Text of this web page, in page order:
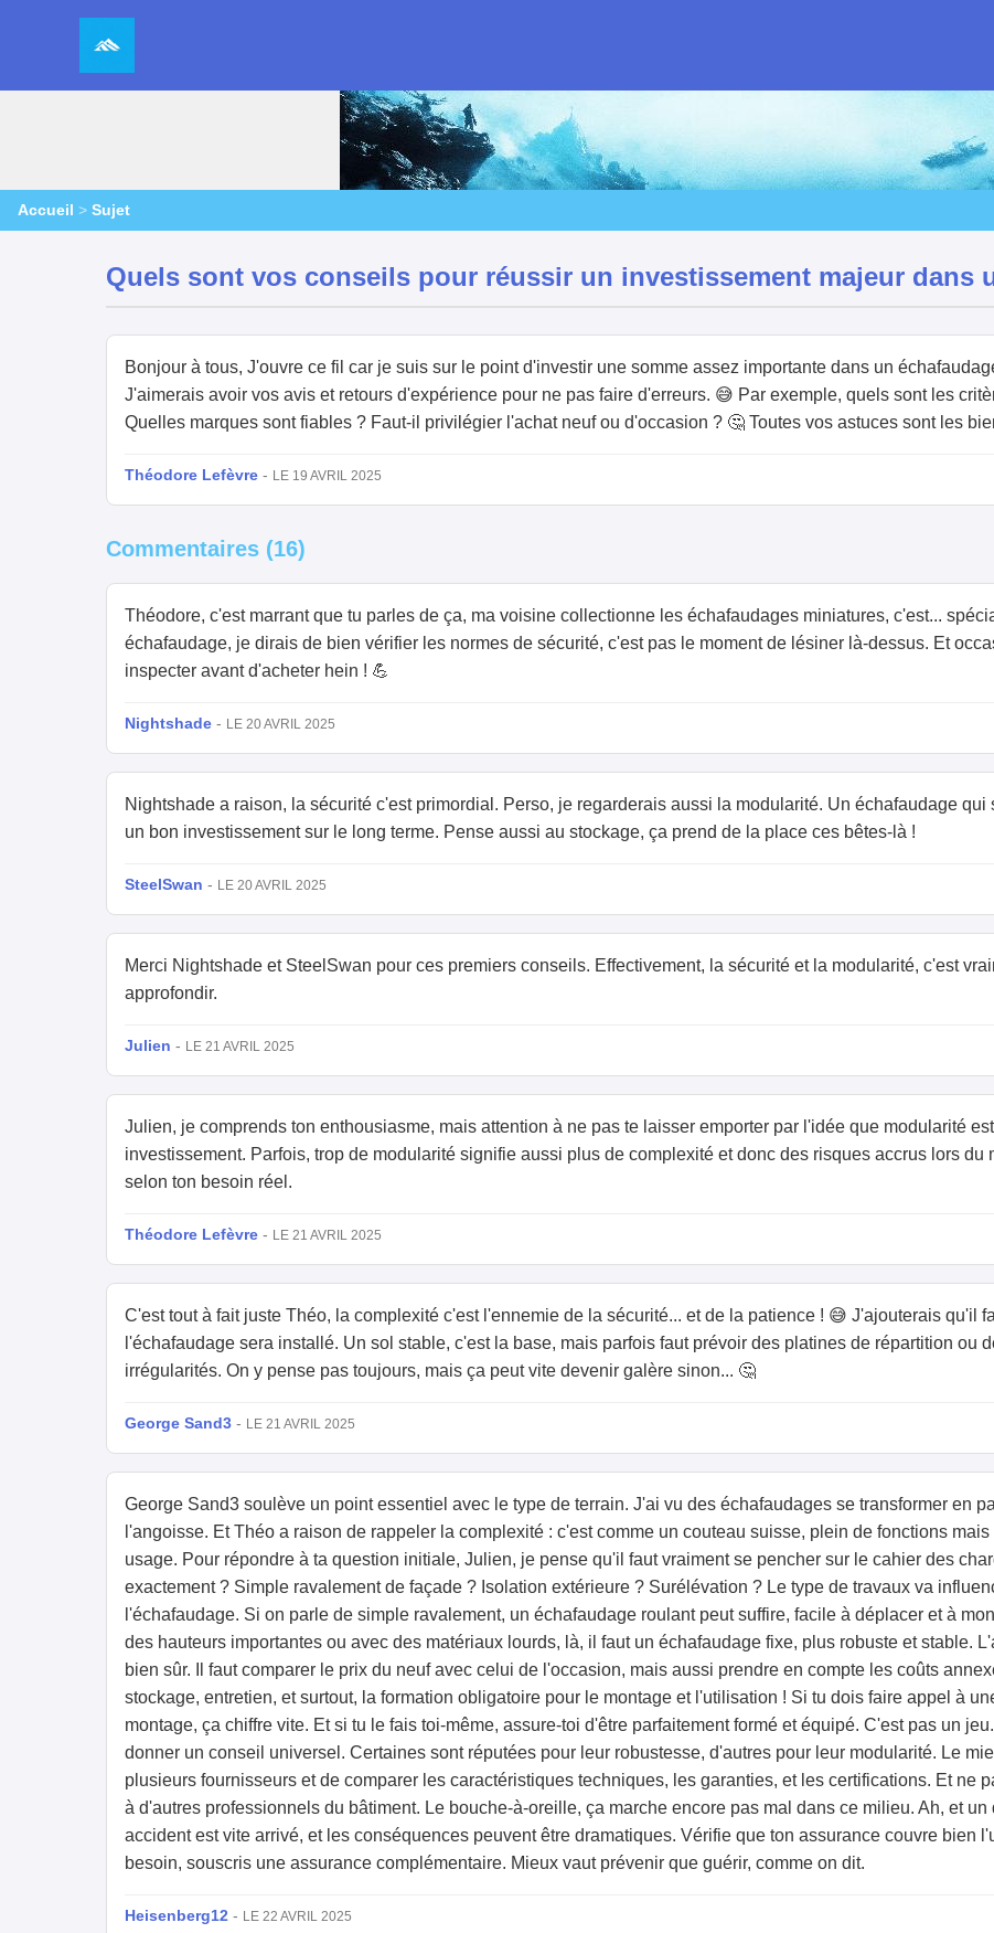
Accueil > Sujet
Quels sont vos conseils pour réussir un investissement majeur dans
Bonjour à tous, J'ouvre ce fil car je suis sur le point d'investir une somme assez importante dans un
J'aimerais avoir vos avis et retours d'expérience pour ne pas faire d'erreurs. 😅 Par exemple, quels sont les
Quelles marques sont fiables ? Faut-il privilégier l'achat neuf ou d'occasion ? 🤔 Toutes vos astuces sont les
Théodore Lefèvre - LE 19 AVRIL 2025
Commentaires (16)
Théodore, c'est marrant que tu parles de ça, ma voisine collectionne les échafaudages miniatures, c'est...
échafaudage, je dirais de bien vérifier les normes de sécurité, c'est pas le moment de lésiner là-dessus. Et
inspecter avant d'acheter hein ! 💪
Nightshade - LE 20 AVRIL 2025
Nightshade a raison, la sécurité c'est primordial. Perso, je regarderais aussi la modularité. Un échafaudage
un bon investissement sur le long terme. Pense aussi au stockage, ça prend de la place ces bêtes-là !
SteelSwan - LE 20 AVRIL 2025
Merci Nightshade et SteelSwan pour ces premiers conseils. Effectivement, la sécurité et la modularité, c'est
approfondir.
Julien - LE 21 AVRIL 2025
Julien, je comprends ton enthousiasme, mais attention à ne pas te laisser emporter par l'idée que modularité
investissement. Parfois, trop de modularité signifie aussi plus de complexité et donc des risques accrus lors du
selon ton besoin réel.
Théodore Lefèvre - LE 21 AVRIL 2025
C'est tout à fait juste Théo, la complexité c'est l'ennemie de la sécurité... et de la patience ! 😅 J'ajouterais qu'il
l'échafaudage sera installé. Un sol stable, c'est la base, mais parfois faut prévoir des platines de répartition ou
irrégularités. On y pense pas toujours, mais ça peut vite devenir galère sinon... 🤔
George Sand3 - LE 21 AVRIL 2025
George Sand3 soulève un point essentiel avec le type de terrain. J'ai vu des échafaudages se transformer en
l'angoisse. Et Théo a raison de rappeler la complexité : c'est comme un couteau suisse, plein de fonctions
usage. Pour répondre à ta question initiale, Julien, je pense qu'il faut vraiment se pencher sur le cahier des
exactement ? Simple ravalement de façade ? Isolation extérieure ? Surélévation ? Le type de travaux va
l'échafaudage. Si on parle de simple ravalement, un échafaudage roulant peut suffire, facile à déplacer et à
des hauteurs importantes ou avec des matériaux lourds, là, il faut un échafaudage fixe, plus robuste et stable.
bien sûr. Il faut comparer le prix du neuf avec celui de l'occasion, mais aussi prendre en compte les coûts
stockage, entretien, et surtout, la formation obligatoire pour le montage et l'utilisation ! Si tu dois faire appel à
montage, ça chiffre vite. Et si tu le fais toi-même, assure-toi d'être parfaitement formé et équipé. C'est pas un
donner un conseil universel. Certaines sont réputées pour leur robustesse, d'autres pour leur modularité. Le
plusieurs fournisseurs et de comparer les caractéristiques techniques, les garanties, et les certifications. Et ne
à d'autres professionnels du bâtiment. Le bouche-à-oreille, ça marche encore pas mal dans ce milieu. Ah, et
accident est vite arrivé, et les conséquences peuvent être dramatiques. Vérifie que ton assurance couvre bien
besoin, souscris une assurance complémentaire. Mieux vaut prévenir que guérir, comme on dit.
Heisenberg12 - LE 22 AVRIL 2025